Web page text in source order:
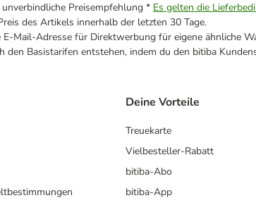
Preisempfehlung * Es gelten die
des Artikels innerhalb der letzten 30 Tage.
Mail-Adresse für Direktwerbung für eigene ähnliche
den Basistarifen entstehen, indem du den bitiba
Deine Vorteile
Treuekarte
Vielbesteller-Rabatt
bitiba-Abo
bitiba-App